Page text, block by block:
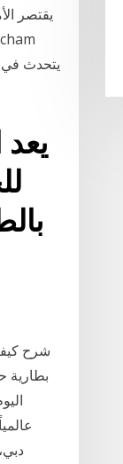
يقتصر
يتحدث في
شرح
بطارية